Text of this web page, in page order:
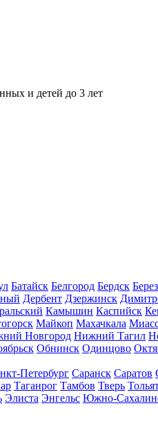
и детей до 3 лет
Батайск Белгород Бердск
Дербент Дзержинск
Камышин Каспийск
Майкоп Махачкала
Новгород Нижний Тагил
Обнинск Одинцово
Петербург Саранск Саратов
Таганрог Тамбов Тверь
Элиста Энгельс Южно-